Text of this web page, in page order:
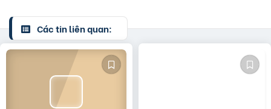
Các tin liên quan: